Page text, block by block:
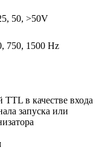
50, >50V
750, 1500 Hz
в качестве входа
запуска или